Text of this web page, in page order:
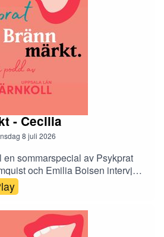
- Cecilia
8 juli 2026
en sommarspecial av Psykprat
och Emilia Boisen intervjuar
som medverkar i
Brännmärkt är en bok om
innehåller både dikt, prosa och
får vi höra mer om tankarna